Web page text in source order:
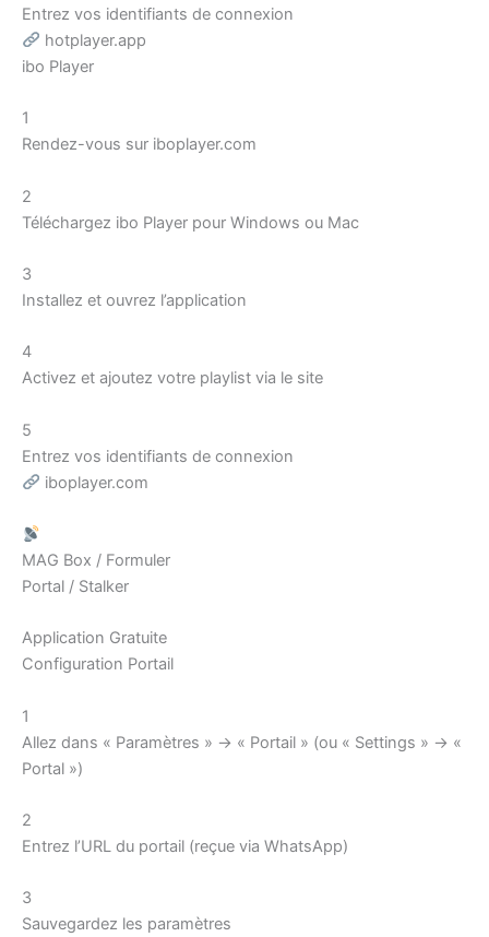
Entrez vos identifiants de connexion
hotplayer.app
ibo Player
1
Rendez-vous sur iboplayer.com
2
Téléchargez ibo Player pour Windows ou Mac
3
Installez et ouvrez l’application
4
Activez et ajoutez votre playlist via le site
5
Entrez vos identifiants de connexion
iboplayer.com
MAG Box / Formuler
Portal / Stalker
Application Gratuite
Configuration Portail
1
Allez dans « Paramètres » → « Portail » (ou « Settings » → «
Portal »)
2
Entrez l’URL du portail (reçue via WhatsApp)
3
Sauvegardez les paramètres